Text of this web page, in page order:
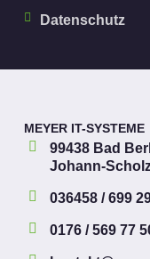
Datenschutz
MEYER IT-SYSTEME
99438 Bad
Johann-
036458 / 699
0176 / 569 77